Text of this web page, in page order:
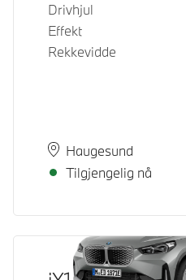
Drivhjul
Effekt
Rekkevidde
PlassHaugesund
Leveringstid
Tilgjengelig nå